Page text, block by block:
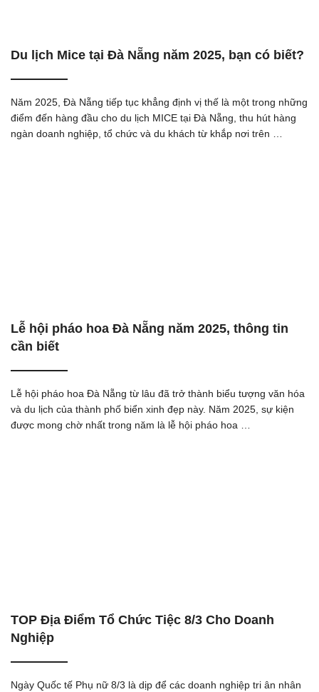
Du lịch Mice tại Đà Nẵng năm 2025, bạn có biết?
Năm 2025, Đà Nẵng tiếp tục khẳng định vị thế là một trong những
điểm đến hàng đầu cho du lịch MICE tại Đà Nẵng, thu hút hàng
ngàn doanh nghiệp, tổ chức và du khách từ khắp nơi trên …
Lễ hội pháo hoa Đà Nẵng năm 2025, thông tin
cần biết
Lễ hội pháo hoa Đà Nẵng từ lâu đã trở thành biểu tượng văn hóa
và du lịch của thành phố biển xinh đẹp này. Năm 2025, sự kiện
được mong chờ nhất trong năm là lễ hội pháo hoa …
TOP Địa Điểm Tổ Chức Tiệc 8/3 Cho Doanh
Nghiệp
Ngày Quốc tế Phụ nữ 8/3 là dịp để các doanh nghiệp tri ân nhân